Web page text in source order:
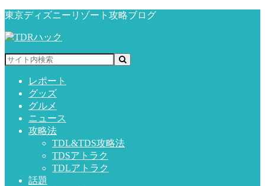
東京ディズニーリゾート攻略ブログ
レポート
グッズ
グルメ
ニュース
攻略法
TDL&TDS攻略法
TDSアトラク
TDLアトラク
話題